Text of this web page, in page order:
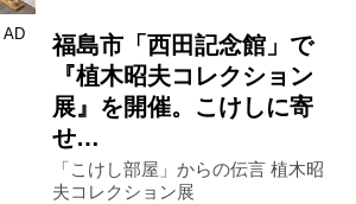
AD
福島市「西田記念館」で
『植木昭夫コレクション
展』を開催。こけしに寄
せ…
「こけし部屋」からの伝言 植木昭
夫コレクション展